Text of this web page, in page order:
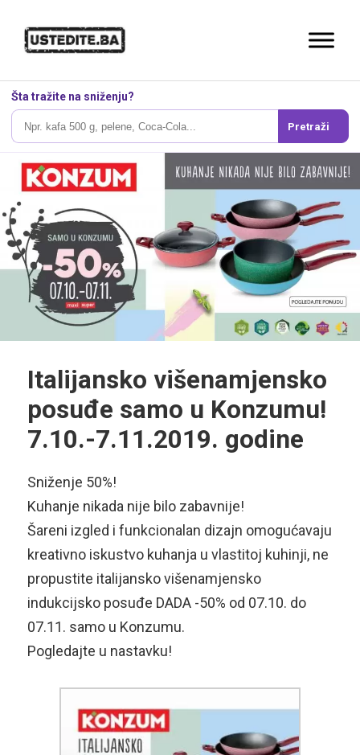
Šta tražite na sniženju?
Pretraži
Italijansko višenamjensko
posuđe samo u Konzumu!
7.10.-7.11.2019. godine
Sniženje 50%!
Kuhanje nikada nije bilo zabavnije!
Šareni izgled i funkcionalan dizajn omogućavaju
kreativno iskustvo kuhanja u vlastitoj kuhinji, ne
propustite italijansko višenamjensko
indukcijsko posuđe DADA -50% od 07.10. do
07.11. samo u Konzumu.
Pogledajte u nastavku!